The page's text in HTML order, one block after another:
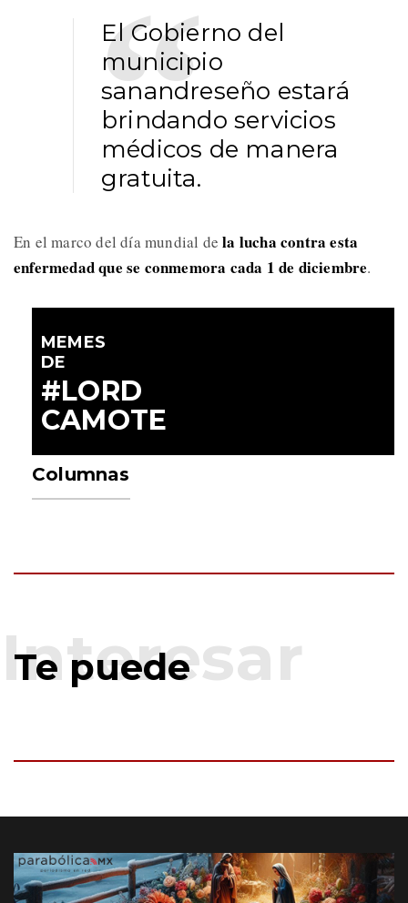
El Gobierno del
municipio
sanandreseño estará
brindando servicios
médicos de manera
gratuita.
En el marco del día mundial de la lucha contra esta
enfermedad que se conmemora cada 1 de diciembre.
MEMES
DE
#LORD
CAMOTE
Columnas
Te puede